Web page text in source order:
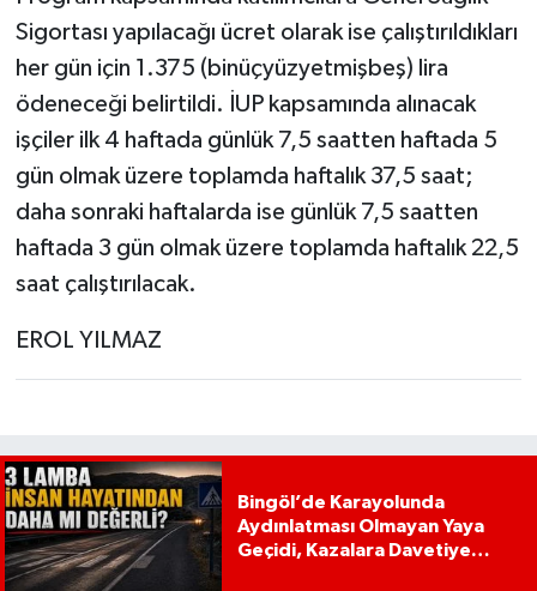
Sigortası yapılacağı ücret olarak ise çalıştırıldıkları
her gün için 1.375 (binüçyüzyetmişbeş) lira
ödeneceği belirtildi. İUP kapsamında alınacak
işçiler ilk 4 haftada günlük 7,5 saatten haftada 5
gün olmak üzere toplamda haftalık 37,5 saat;
daha sonraki haftalarda ise günlük 7,5 saatten
haftada 3 gün olmak üzere toplamda haftalık 22,5
saat çalıştırılacak.
EROL YILMAZ
Bingöl’de Karayolunda
Aydınlatması Olmayan Yaya
Geçidi, Kazalara Davetiye